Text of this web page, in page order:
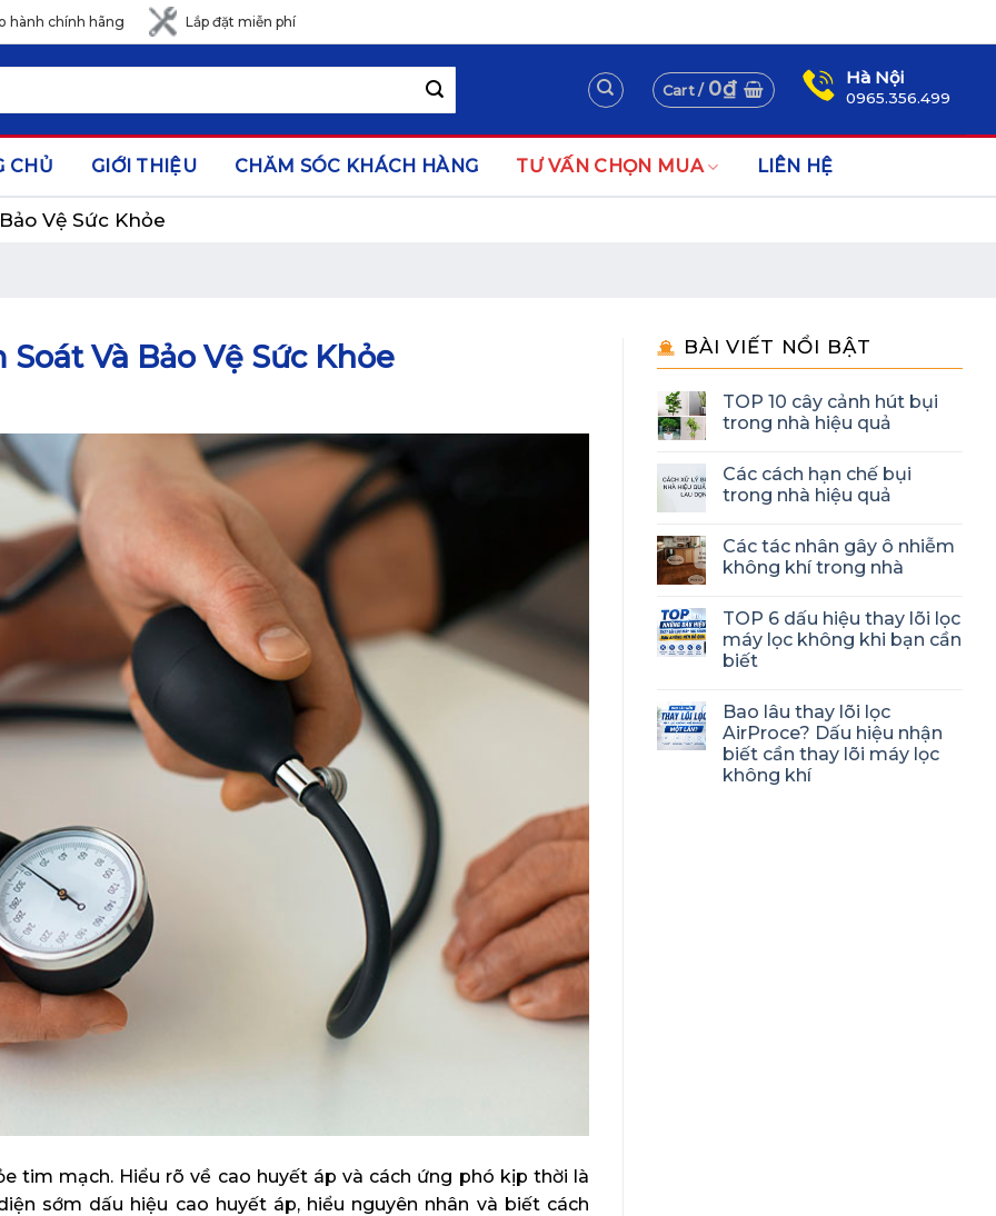
hành chính hãng Lắp đặt miễn phí
Cart / 0₫ Hà Nội
0965.356.499
CHỦ GIỚI THIỆU CHĂM SÓC KHÁCH HÀNG TƯ VẤN CHỌN MUA LIÊN HỆ
Vệ Sức Khỏe
Và Bảo Vệ Sức Khỏe
tim mạch. Hiểu rõ về cao huyết áp và cách ứng phó kịp thời là
sớm dấu hiệu cao huyết áp, hiểu nguyên nhân và biết cách
BÀI VIẾT NỔI BẬT
TOP 10 cây cảnh hút bụi
trong nhà hiệu quả
Các cách hạn chế bụi
trong nhà hiệu quả
Các tác nhân gây ô nhiễm
không khí trong nhà
TOP 6 dấu hiệu thay lõi lọc
máy lọc không khi bạn cần
biết
Bao lâu thay lõi lọc
AirProce? Dấu hiệu nhận
biết cần thay lõi máy lọc
không khí